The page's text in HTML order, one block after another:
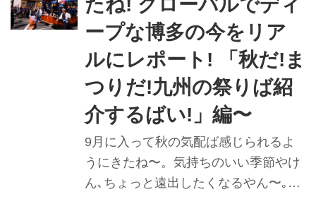
影＆レポート：馬場さおり
たね! グローバルでディ
ープな博多の今をリア
ルにレポート! 「秋だ!ま
つりだ!九州の祭りば紹
介するばい!」編〜
9月に入って秋の気配ば感じられるよ
うにきたね〜。気持ちのいい季節やけ
ん､ちょっと遠出したくなるやん〜｡今